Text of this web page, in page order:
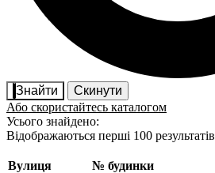
Знайти
Скинути
Або скористайтесь каталогом
Усього знайдено:
Відображаються перші 100 результатів
Вулиця № будинки